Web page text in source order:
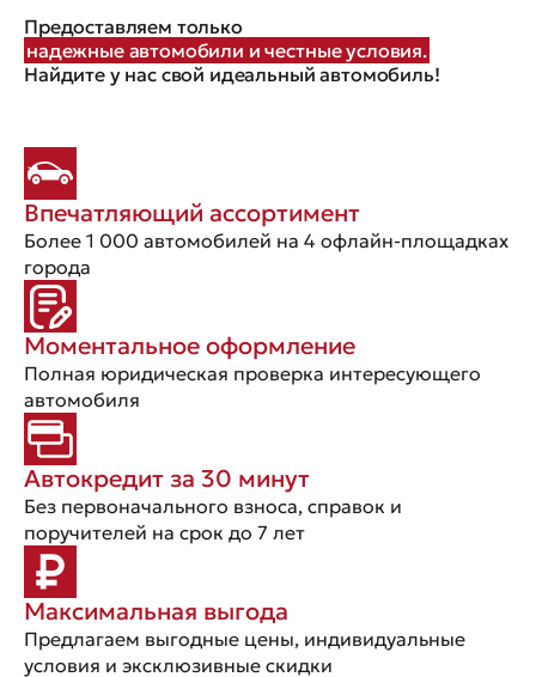
Предоставляем только
надежные автомобили и честные условия.
Найдите у нас свой идеальный автомобиль!
Впечатляющий ассортимент
Более 1 000 автомобилей на 4 офлайн-площадках
города
Моментальное оформление
Полная юридическая проверка интересующего
автомобиля
Автокредит за 30 минут
Без первоначального взноса, справок и
поручителей на срок до 7 лет
Максимальная выгода
Предлагаем выгодные цены, индивидуальные
условия и эксклюзивные скидки